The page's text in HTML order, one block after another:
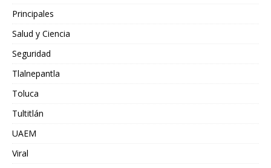
Principales
Salud y Ciencia
Seguridad
Tlalnepantla
Toluca
Tultitlán
UAEM
Viral